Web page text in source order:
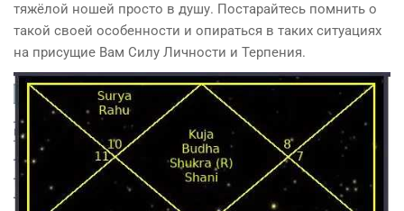
тяжёлой ношей просто в душу. Постарайтесь помнить о
такой своей особенности и опираться в таких ситуациях
на присущие Вам Силу Личности и Терпения.